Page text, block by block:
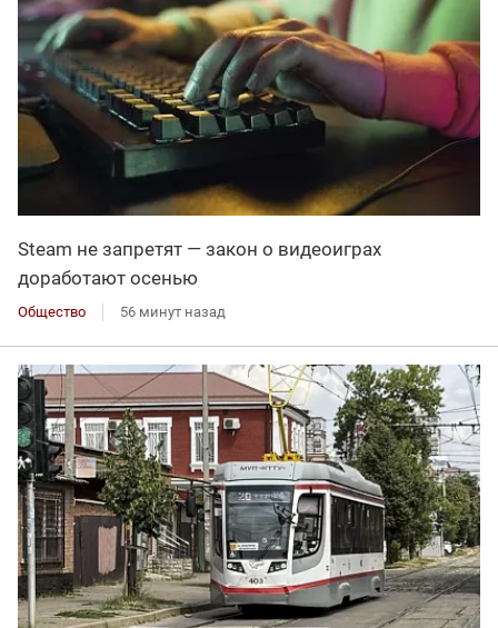
Steam не запретят — закон о видеоиграх
доработают осенью
Общество 56 минут назад